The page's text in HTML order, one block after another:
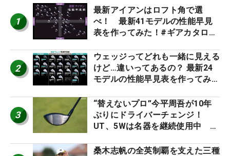
1
最新アイアンはロフト角で選
べ！ 最新41モデルの性能早見
表を作ってみた！#ギアカタログ
2
ウェッジってどれも一緒に見える
けど…違いってあるの？ 最新24
モデルの性能早見表を作ってみ
3
“替えないプロ”今平周吾が10年
ぶりにドライバーチェンジ！
UT、5Wは名器を継続使用中 #
桑木志帆の全英制覇を支えた三種